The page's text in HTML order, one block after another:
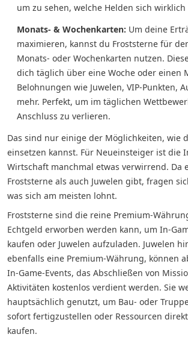
um zu sehen, welche Helden sich
Monats- & Wochenkarten: Um deine
maximieren, kannst du Froststerne für
Monats- oder Wochenkarten nutzen.
dich täglich über eine Woche oder einen
Belohnungen wie Juwelen, VIP-Punkten,
mehr. Perfekt, um im täglichen
Anschluss zu verlieren.
Das sind nur einige der Möglichkeiten, wie
einsetzen kannst. Für Neueinsteiger ist die
Wirtschaft manchmal etwas verwirrend. Da
Froststerne als auch Juwelen gibt, fragen
was sich am meisten lohnt.
Froststerne sind die reine Premium-
Echtgeld erworben werden kann, um In-
kaufen oder Juwelen aufzuladen. Juwelen
ebenfalls eine Premium-Währung, können
In-Game-Events, das Abschließen von
Aktivitäten kostenlos verdient werden. Sie
hauptsächlich genutzt, um Bau- oder
sofort fertigzustellen oder Ressourcen
kaufen.